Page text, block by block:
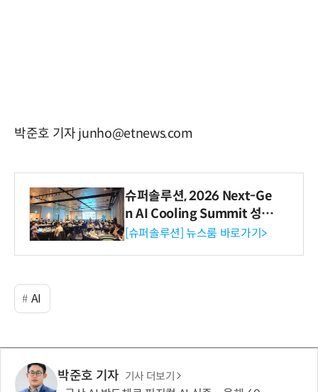
박준호 기자 junho@etnews.com
슈퍼솔루션, 2026 Next-Ge
n AI Cooling Summit 성황
리 성료
[슈퍼솔루션] 뉴스룸 바로가기>
AI
박준호 기자 기사 더보기